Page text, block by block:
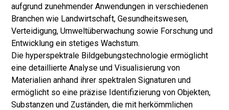
aufgrund zunehmender Anwendungen in verschiedenen
Branchen wie Landwirtschaft, Gesundheitswesen,
Verteidigung, Umweltüberwachung sowie Forschung und
Entwicklung ein stetiges Wachstum.
Die hyperspektrale Bildgebungstechnologie ermöglicht
eine detaillierte Analyse und Visualisierung von
Materialien anhand ihrer spektralen Signaturen und
ermöglicht so eine präzise Identifizierung von Objekten,
Substanzen und Zuständen, die mit herkömmlichen